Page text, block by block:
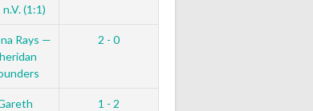
n.V. (1:1)
Rays —
2 - 0
1 - 2